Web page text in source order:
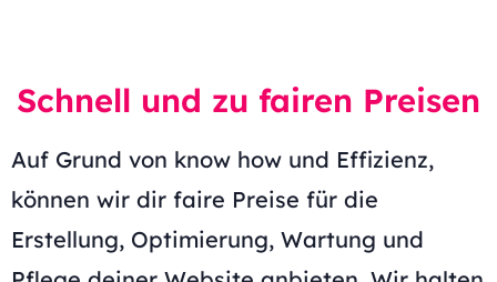
Schnell und zu fairen Preisen
Auf Grund von know how und Effizienz,
können wir dir faire Preise für die
Erstellung, Optimierung, Wartung und